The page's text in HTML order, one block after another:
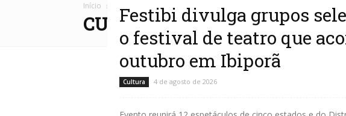
Início
CULTURA
Festibi divulga grupos
o festival de teatro que
outubro em Ibiporã
Cultura 4 de agosto de 2026